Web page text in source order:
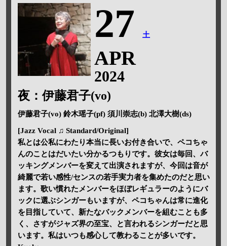
27 土
APR
2024
夜：伊藤君子(vo)
伊藤君子(vo) 鈴木瑶子(pf) 須川崇志(b) 北澤大樹(ds)
[Jazz Vocal ♫ Standard/Original]
私とは公私にわたり本当に長いお付き合いで、ペコちゃ
んのことはだいたい分かるつもりです。彼女は毎回、バ
ッキングメンバーを変えて出演されますが、今回は音が
綺麗で若い感性/センスの若手実力者を集めたのだと思い
ます。歌い慣れたメンバーをほぼレギュラーのようにバ
ックに選ぶシンガーもいますが、ペコちゃんは常に進化
を目指していて、新たなバックメンバーを組むことも多
く、さすがジャズ界の至宝、と言われるシンガーだと思
います。私はいつも感心して教わることが多いです。